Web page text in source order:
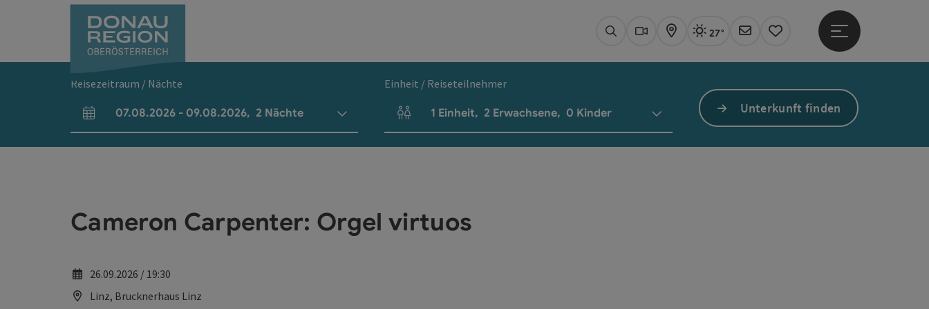
SuchenWebcams
KarteAktuelles Wetter Linz, sonnig
27°
Newsletter
Merkzettel
Hauptmenü öffnen
Reisezeitraum / Nächte
An- und Abreisefelder
07.08.2026 - 09.08.2026, 2 Nächte
Einheit / Reiseteilnehmer
Einheitenanzahl und Personenfelder
1 Einheit, 2 Erwachsene, 0 Kinder Unterkunft finden
Cameron Carpenter: Orgel virtuos
26.09.2026 / 19:30
Linz, Brucknerhaus Linz